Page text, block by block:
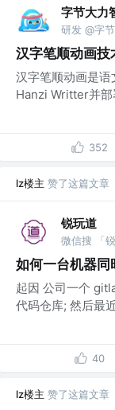
字节大力
研发 @字
汉字笔顺动画技
汉字笔顺动画是
Hanzi Writter并部
352
lz楼主 赞了这篇文章
锐玩道
如何一台机器
起因 公司一个
代码仓库; 然后最
40
lz楼主 赞了这篇文章